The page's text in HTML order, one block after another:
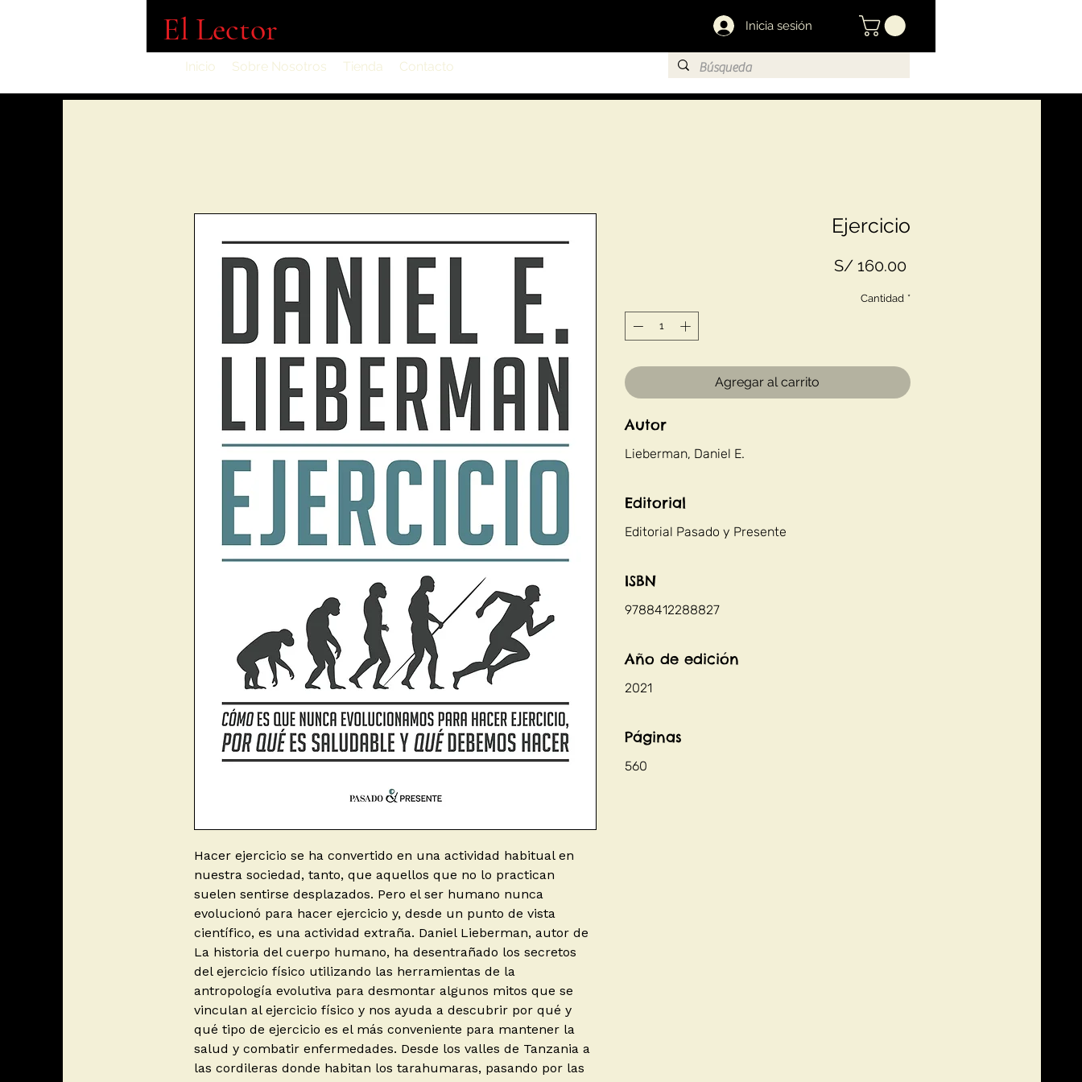
El Lector Inicia sesión
Inicio Sobre Nosotros Tienda Contacto
Hacer ejercicio se ha convertido en una actividad habitual en
nuestra sociedad, tanto, que aquellos que no lo practican
suelen sentirse desplazados. Pero el ser humano nunca
evolucionó para hacer ejercicio y, desde un punto de vista
científico, es una actividad extraña. Daniel Lieberman, autor de
La historia del cuerpo humano, ha desentrañado los secretos
del ejercicio físico utilizando las herramientas de la
antropología evolutiva para desmontar algunos mitos que se
vinculan al ejercicio físico y nos ayuda a descubrir por qué y
qué tipo de ejercicio es el más conveniente para mantener la
salud y combatir enfermedades. Desde los valles de Tanzania a
las cordileras donde habitan los tarahumaras, pasando por las
Ejercicio
S/ 160.00Precio
Cantidad *
Agregar al carrito
Autor
Lieberman, Daniel E.
Editorial
Editorial Pasado y Presente
ISBN
9788412288827
Año de edición
2021
Páginas
560